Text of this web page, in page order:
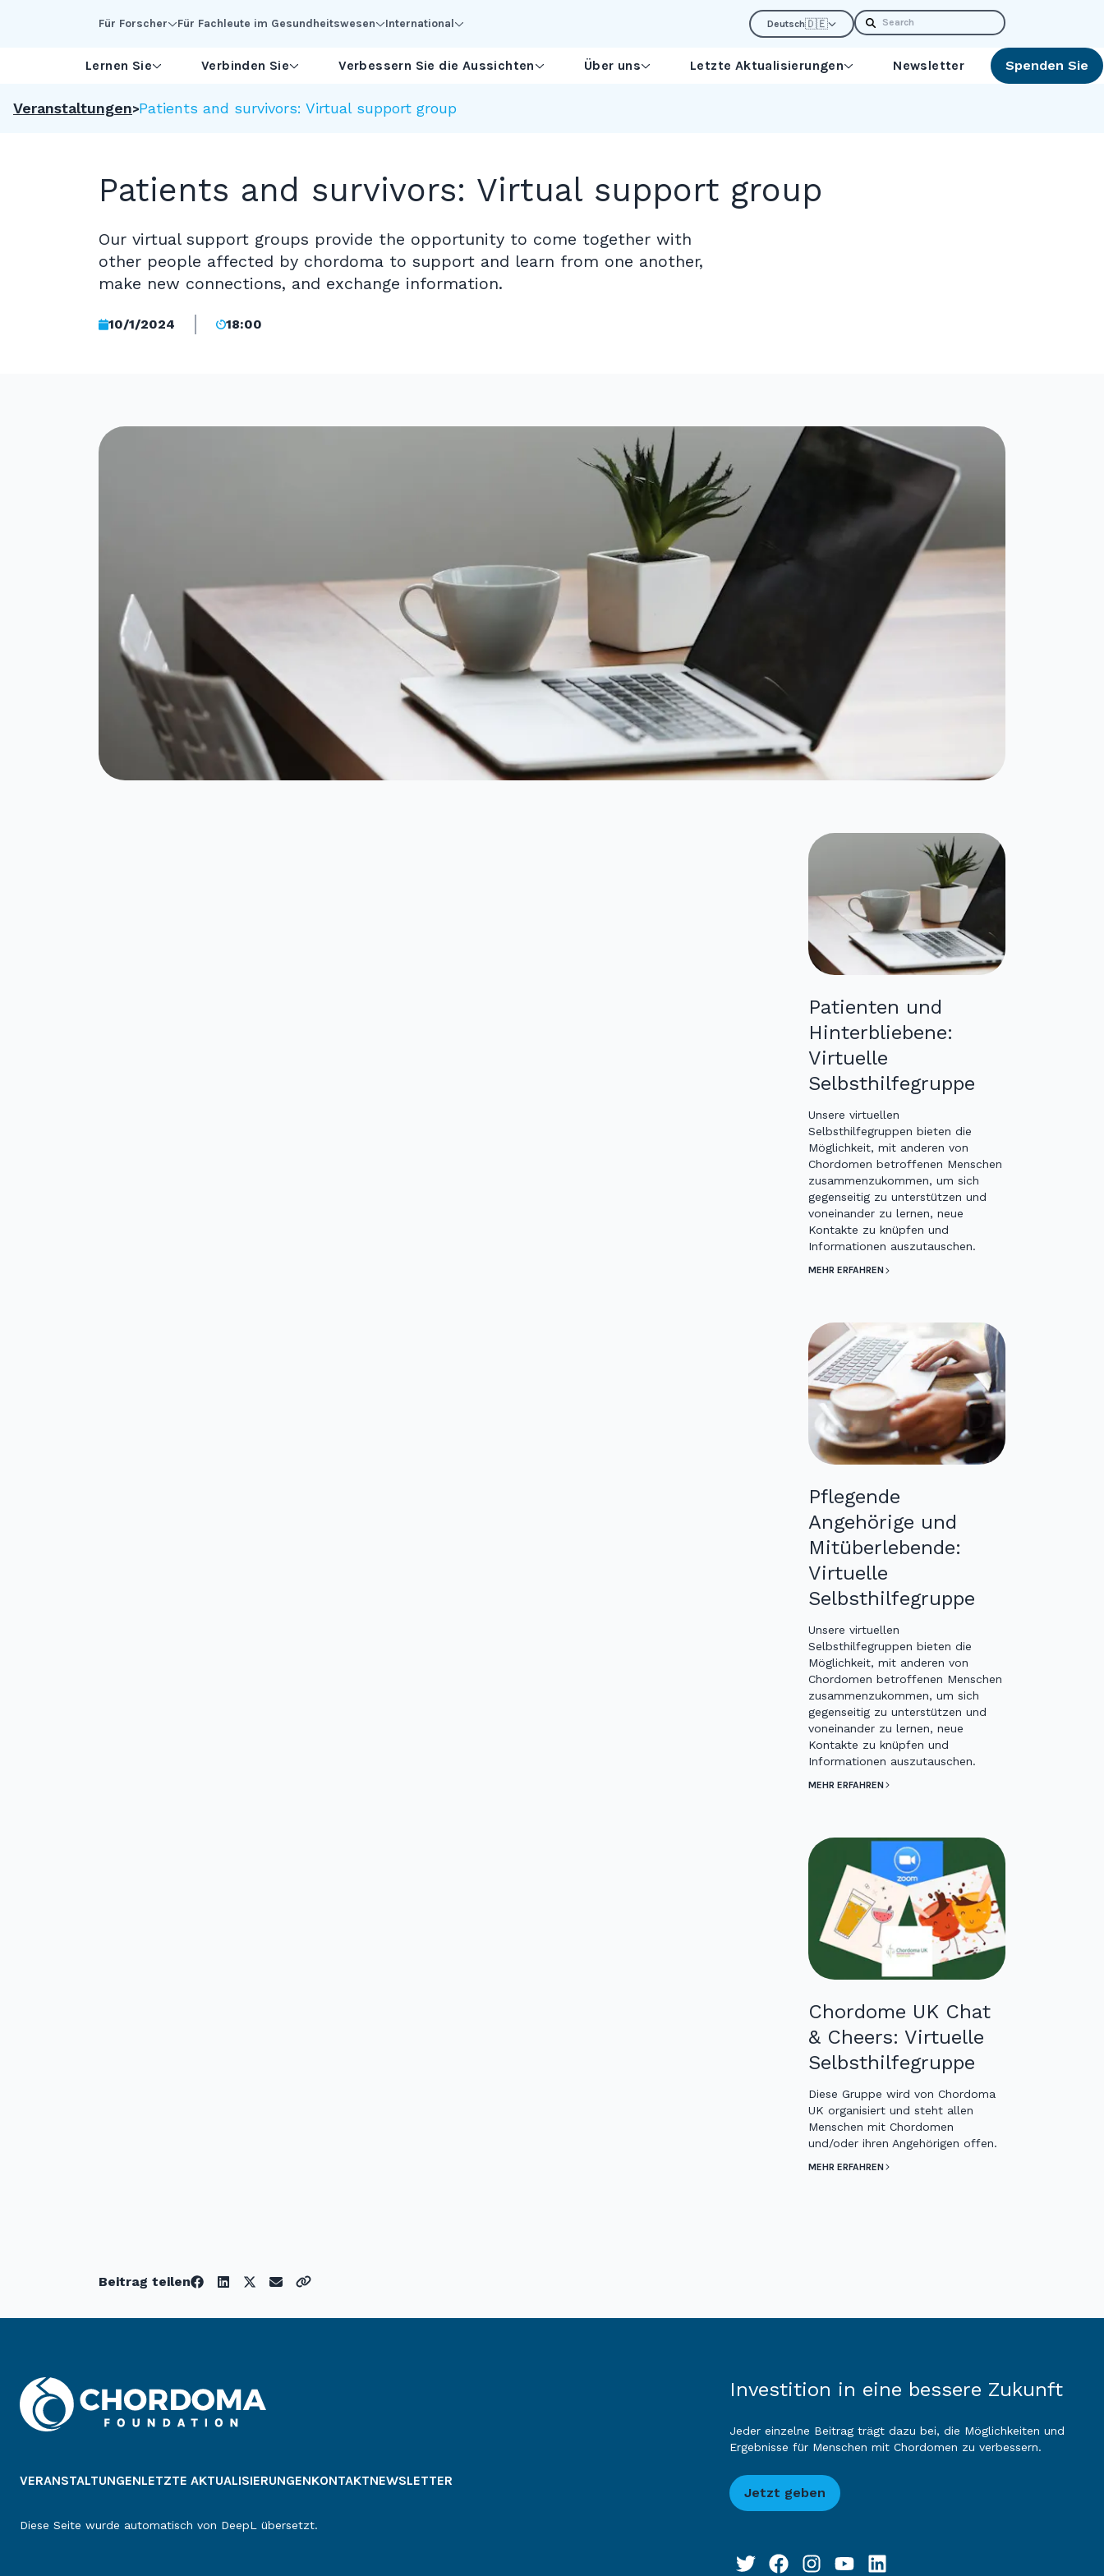
Für Forscher Für Fachleute im Gesundheitswesen International Deutsch🇩🇪 Search
Lernen Sie Verbinden Sie Verbessern Sie die Aussichten Über uns Letzte Aktualisierungen Newsletter Spenden Sie
Veranstaltungen Patients and survivors: Virtual support group
Patients and survivors: Virtual support group
Our virtual support groups provide the opportunity to come together with
other people affected by chordoma to support and learn from one another,
make new connections, and exchange information.
10/1/2024 18:00
Patienten und
Hinterbliebene:
Virtuelle
Selbsthilfegruppe
Unsere virtuellen
Selbsthilfegruppen bieten die
Möglichkeit, mit anderen von
Chordomen betroffenen Menschen
zusammenzukommen, um sich
gegenseitig zu unterstützen und
voneinander zu lernen, neue
Kontakte zu knüpfen und
Informationen auszutauschen.
MEHR ERFAHREN
Pflegende
Angehörige und
Mitüberlebende:
Virtuelle
Selbsthilfegruppe
Unsere virtuellen
Selbsthilfegruppen bieten die
Möglichkeit, mit anderen von
Chordomen betroffenen Menschen
zusammenzukommen, um sich
gegenseitig zu unterstützen und
voneinander zu lernen, neue
Kontakte zu knüpfen und
Informationen auszutauschen.
MEHR ERFAHREN
Chordome UK Chat
& Cheers: Virtuelle
Selbsthilfegruppe
Diese Gruppe wird von Chordoma
UK organisiert und steht allen
Menschen mit Chordomen
und/oder ihren Angehörigen offen.
MEHR ERFAHREN
Beitrag teilen
VERANSTALTUNGENLETZTE AKTUALISIERUNGENKONTAKTNEWSLETTER
Diese Seite wurde automatisch von DeepL übersetzt.
Investition in eine bessere Zukunft
Jeder einzelne Beitrag trägt dazu bei, die Möglichkeiten und
Ergebnisse für Menschen mit Chordomen zu verbessern.
Jetzt geben